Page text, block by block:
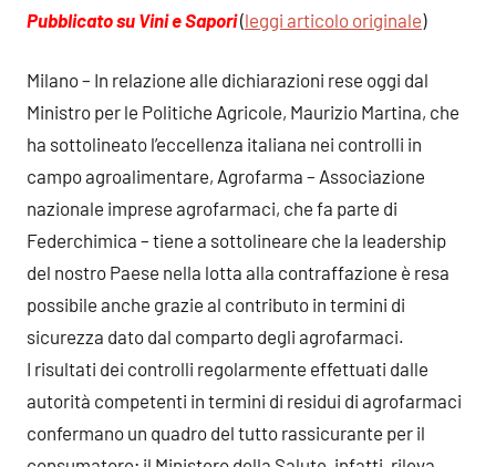
Pubblicato su Vini e Sapori(leggi articolo originale)
Milano – In relazione alle dichiarazioni rese oggi dal
Ministro per le Politiche Agricole, Maurizio Martina, che
ha sottolineato l’eccellenza italiana nei controlli in
campo agroalimentare, Agrofarma – Associazione
nazionale imprese agrofarmaci, che fa parte di
Federchimica – tiene a sottolineare che la leadership
del nostro Paese nella lotta alla contraffazione è resa
possibile anche grazie al contributo in termini di
sicurezza dato dal comparto degli agrofarmaci.
I risultati dei controlli regolarmente effettuati dalle
autorità competenti in termini di residui di agrofarmaci
confermano un quadro del tutto rassicurante per il